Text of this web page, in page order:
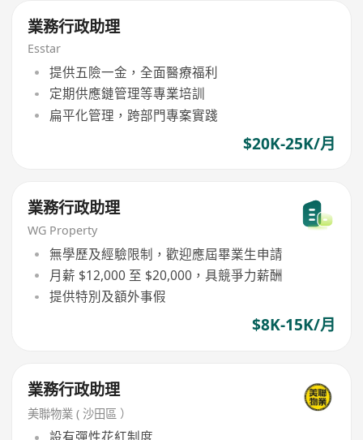
業務行政助理
Esstar
提供五險一金，全面醫療福利
定期供應鏈管理等專業培訓
扁平化管理，跨部門專案實踐
$20K-25K/月
業務行政助理
WG Property
無學歷及經驗限制，歡迎應屆畢業生申請
月薪 $12,000 至 $20,000，具競爭力薪酬
提供特別及額外事假
$8K-15K/月
業務行政助理
美聯物業 ( 沙田區 ）